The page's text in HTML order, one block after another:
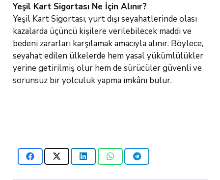
Yeşil Kart Sigortası Ne İçin Alınır?
Yeşil Kart Sigortası, yurt dışı seyahatlerinde olası
kazalarda üçüncü kişilere verilebilecek maddi ve
bedeni zararları karşılamak amacıyla alınır. Böylece,
seyahat edilen ülkelerde hem yasal yükümlülükler
yerine getirilmiş olur hem de sürücüler güvenli ve
sorunsuz bir yolculuk yapma imkânı bulur.